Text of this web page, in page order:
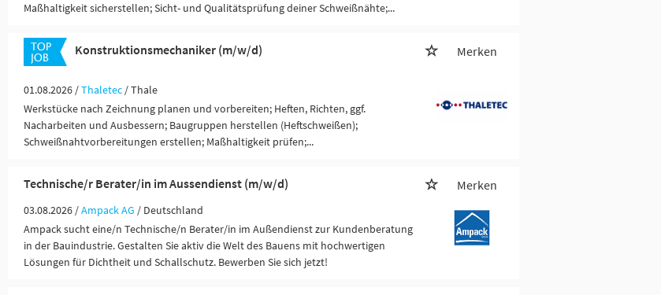
Maßhaltigkeit sicherstellen; Sicht- und Qualitätsprüfung deiner Schweißnähte;...
Konstruktionsmechaniker (m/w/d) Merken
01.08.2026 /Thaletec / Thale
Werkstücke nach Zeichnung planen und vorbereiten; Heften, Richten, ggf.
Nacharbeiten und Ausbessern; Baugruppen herstellen (Heftschweißen);
Schweißnahtvorbereitungen erstellen; Maßhaltigkeit prüfen;...
Technische/r Berater/in im Aussendienst (m/w/d) Merken
03.08.2026 /Ampack AG / Deutschland
Ampack sucht eine/n Technische/n Berater/in im Außendienst zur Kundenberatung
in der Bauindustrie. Gestalten Sie aktiv die Welt des Bauens mit hochwertigen
Lösungen für Dichtheit und Schallschutz. Bewerben Sie sich jetzt!